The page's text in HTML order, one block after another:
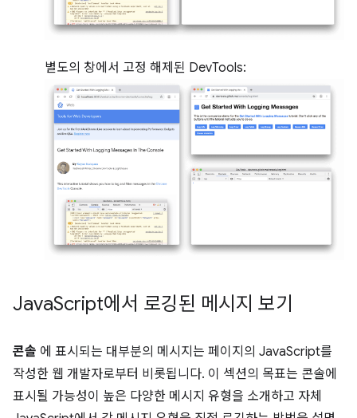
별도의 창에서 고정 해제된 DevTools:
JavaScript에서 로깅된 메시지 보기
콘솔 에 표시되는 대부분의 메시지는 페이지의 JavaScript를
작성한 웹 개발자로부터 비롯됩니다. 이 섹션의 목표는 콘솔에
표시될 가능성이 높은 다양한 메시지 유형을 소개하고 자체